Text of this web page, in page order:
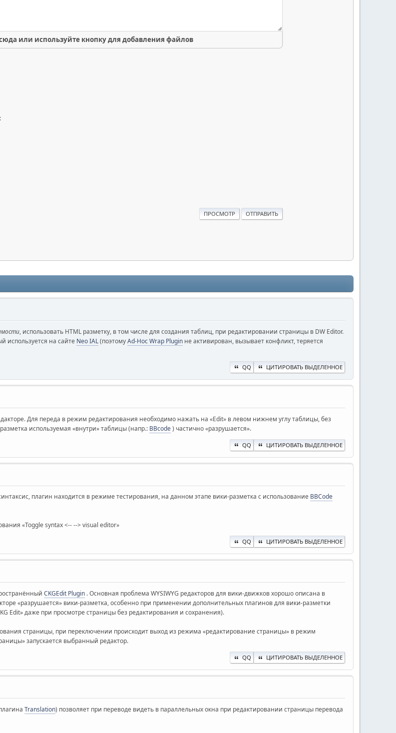
или используйте кнопку для добавления файлов
, использовать HTML разметку, в том числе для создания таблиц, при редактировании страницы в DW Editor.
используется на сайте Neo IAL(поэтомуAd-Hoc Wrap Plugin не активирован, вызывает конфликт, теряется
QQ ЦИТИРОВАТЬ ВЫДЕЛЕННОЕ
Для переда в режим редактирования необходимо нажать на «Edit» в левом нижнем углу таблицы, без
используемая «внутри» таблицы (напр.: BBcode) частично «разрушается».
QQ ЦИТИРОВАТЬ ВЫДЕЛЕННОЕ
плагин находится в режиме тестирования, на данном этапе вики-разметка с использование BBCode
«Toggle syntax <-- --> visual editor»
QQ ЦИТИРОВАТЬ ВЫДЕЛЕННОЕ
CKGEdit Plugin . Основная проблема WYSIWYG редакторов для вики-движков хорошо описана в
«разрушается» вики-разметка, особенно при применении дополнительных плагинов для вики-разметки
Edit» даже при просмотре страницы без редактирования и сохранения).
страницы, при переключении происходит выход из режима «редактирование страницы» в режим
запускается выбранный редактор.
QQ ЦИТИРОВАТЬ ВЫДЕЛЕННОЕ
Translation) позволяет при переводе видеть в параллельных окна при редактировании страницы перевода